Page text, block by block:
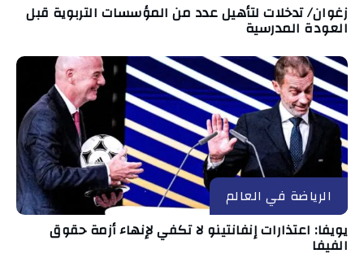
زغوان/ تدخلات لتأهيل عدد من المؤسسات التربوية قبل
العودة المدرسية
الرياضة في العالم
يويفا: اعتذارات إنفانتينو لا تكفي لإنهاء أزمة حقوق
الفيفا